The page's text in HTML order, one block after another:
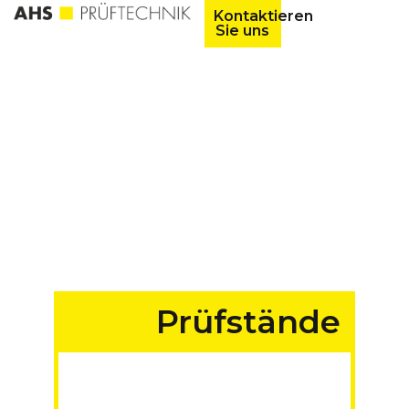
Kontaktieren
Sie uns
Prüfstände